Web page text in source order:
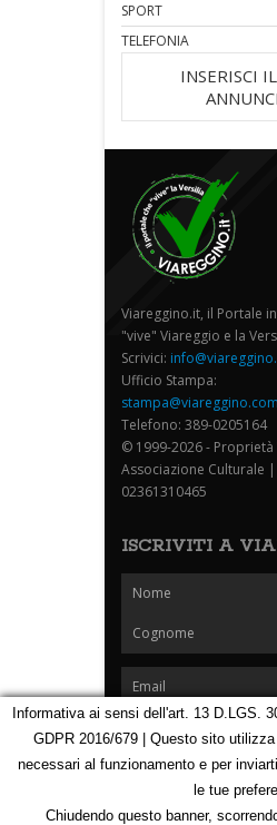
SPORT
TELEFONIA
INSERISCI
Viareggino.it, il Portale
"vive" Viareggio e la
Scrivici:
Ufficio Stampa:
stampa@viareggino.com
Telefono: 389-0205164
© 1999-2026 - Proprietà
Associazione Culturale |
02361310465
ISCRIVITI A
Homepage Notizie Speciali
Partners
Contatti
Mappa
Informativa ai sensi dell'art. 13 D.LGS.
GDPR 2016/679 | Questo sito
necessari al funzionamento e per
le tue
Chiudendo questo banner,